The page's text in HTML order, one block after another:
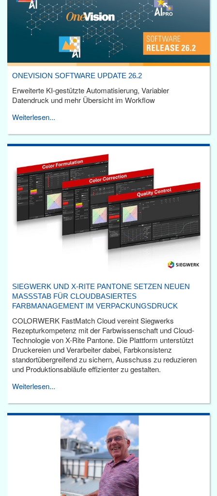
ONEVISION SOFTWARE UPDATE 26.2
Erweiterte KI-gestützte Automatisierung, Variabler
Datendruck und mehr Übersicht im Workflow
Weiterlesen...
SIEGWERK UND X-RITE PANTONE SETZEN NEUEN
MASSSTAB FÜR CLOUDBASIERTES F
ARBMANAGEMENT IM VERPACKUNGSDRUCK
COLORWERK FastMatch Cloud vereint Siegwerks
Rezepturkompetenz mit der Farbwissenschaft und Cloud-
Technologie von X-Rite Pantone. Die Plattform unterstützt
Druckereien und Verarbeiter dabei, Farbkonsistenz
standortübergreifend zu sichern, Ausschuss zu reduzieren
und Produktionsabläufe effizienter zu gestalten.
Weiterlesen...